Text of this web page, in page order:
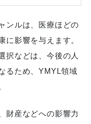
ンルは、医療ほどの
に影響を与えます。
択などは、今後の人
るため、YMYL領域
財産などへの影響力